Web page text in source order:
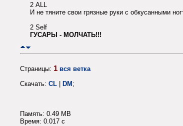
2 ALL
И не тяните свои грязные руки с обкусанными
2 Self
ГУСАРЫ - МОЛЧАТЬ!!!
Страницы: 1 вся ветка
Скачать: CL DM ;
Память: 0.49 MB
Время: 0.017 c